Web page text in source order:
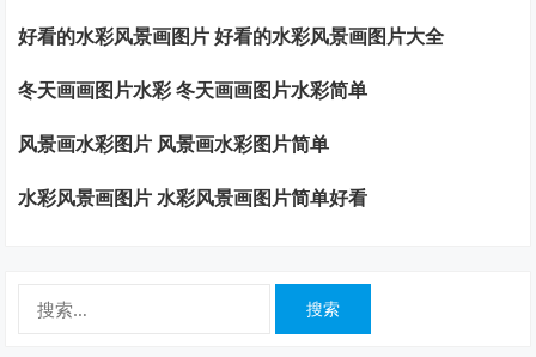
好看的水彩风景画图片 好看的水彩风景画图片大全
冬天画画图片水彩 冬天画画图片水彩简单
风景画水彩图片 风景画水彩图片简单
水彩风景画图片 水彩风景画图片简单好看